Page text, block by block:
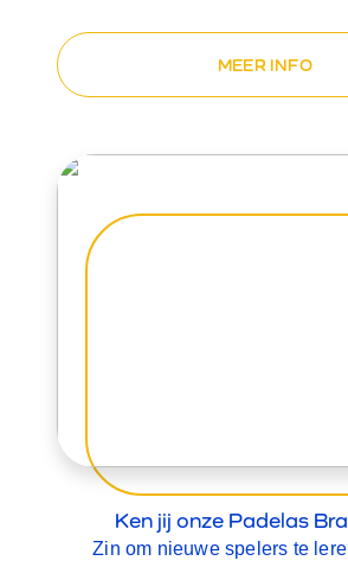
MEER INFO
Ken jij onze Padelas
Zin om nieuwe spelers te